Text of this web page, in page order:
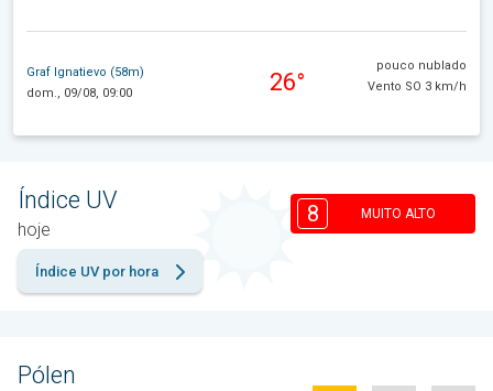
Graf Ignatievo (58m)
dom., 09/08, 09:00
26°
pouco nublado
Vento SO 3 km/h
Índice UV
hoje
8 MUITO ALTO
Índice UV por hora
Pólen